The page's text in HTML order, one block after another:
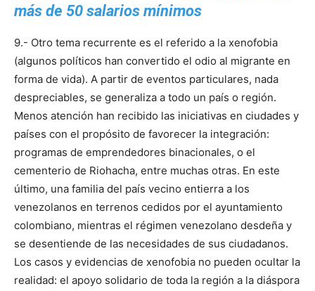
más de 50 salarios mínimos
9.- Otro tema recurrente es el referido a la xenofobia
(algunos políticos han convertido el odio al migrante en
forma de vida). A partir de eventos particulares, nada
despreciables, se generaliza a todo un país o región.
Menos atención han recibido las iniciativas en ciudades y
países con el propósito de favorecer la integración:
programas de emprendedores binacionales, o el
cementerio de Riohacha, entre muchas otras. En este
último, una familia del país vecino entierra a los
venezolanos en terrenos cedidos por el ayuntamiento
colombiano, mientras el régimen venezolano desdeña y
se desentiende de las necesidades de sus ciudadanos.
Los casos y evidencias de xenofobia no pueden ocultar la
realidad: el apoyo solidario de toda la región a la diáspora